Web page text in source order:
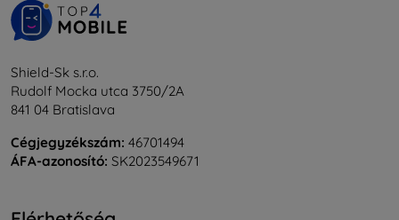
Shield-Sk s.r.o.
Rudolf Mocka utca 3750/2A
841 04 Bratislava
Cégjegyzékszám: 46701494
ÁFA-azonosító: SK2023549671